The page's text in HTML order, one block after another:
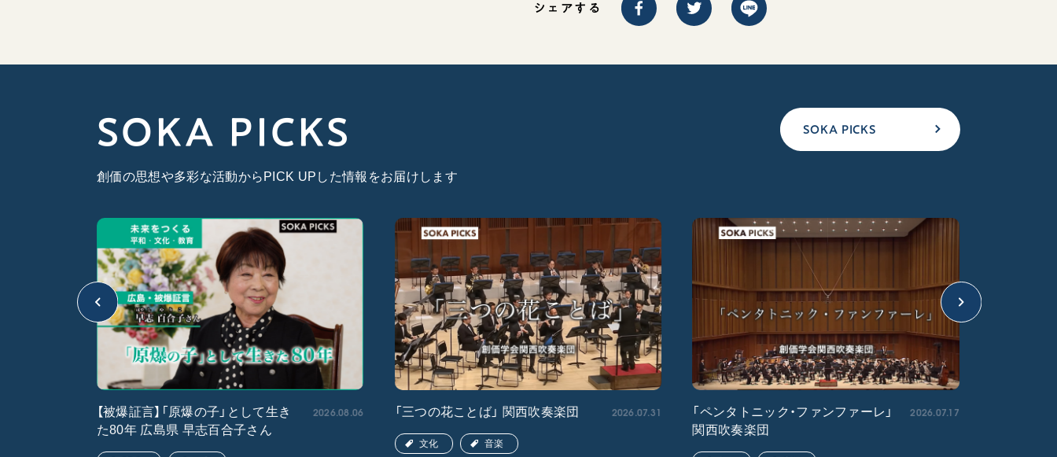
シェアする
SOKA PICKS
創価の思想や多彩な活動からPICK UPした情報をお届けします
SOKA PICKS
【被爆証言】「原爆の子」として生き
た80年 広島県 早志百合子さん
2026.08.06 「三つの花ことば」 関西吹奏楽団 2026.07.31
文化 音楽
「ペンタトニック・ファンファーレ」
関西吹奏楽団
2026.07.17